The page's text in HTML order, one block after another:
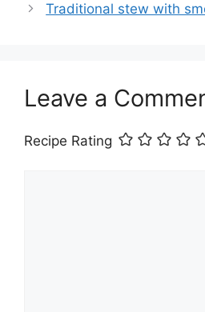
Traditional stew with
Leave a
Recipe Rating